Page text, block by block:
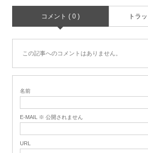
コメント ( 0 ) トラ
この記事へのコメントはありません。
名前
E-MAIL ※ 公開されません
URL